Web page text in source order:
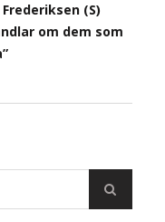
(S)
om dem som